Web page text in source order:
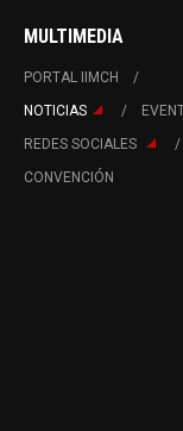
MULTIMEDIA
PORTAL IIMCH
NOTICIAS
REDES SOCIALES
CONVENCIÓN